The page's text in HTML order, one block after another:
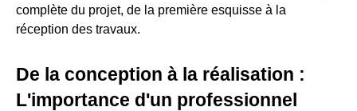
complète du projet, de la première esquisse à la
réception des travaux.
De la conception à la réalisation :
L'importance d'un professionnel